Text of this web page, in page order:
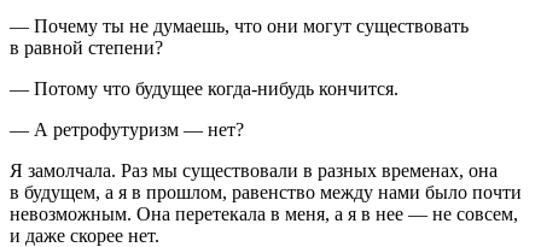
— Почему ты не думаешь, что они могут существовать
в равной степени?
— Потому что будущее когда-нибудь кончится.
— А ретрофутуризм — нет?
Я замолчала. Раз мы существовали в разных временах, она
в будущем, а я в прошлом, равенство между нами было почти
невозможным. Она перетекала в меня, а я в нее — не совсем,
и даже скорее нет.